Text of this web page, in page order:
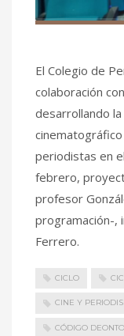
El Colegio de
colaboración
desarrollando
periodistas en
febrero,
profesor
programación-,
Ferrero.
CICLO
CINE Y
CÓDIGO